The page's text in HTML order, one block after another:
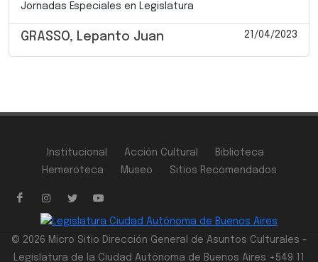
Jornadas Especiales en Legislatura
GRASSO, Lepanto Juan 21/04/2023
Institucional Acción Cultural
Biblioteca
Hemeroteca
Museo Sitios Recomendados
© 2026 Micro Sitio Dirección General de Asuntos Culturales -
Legislatura de la Ciudad Autónoma de Buenos Aires +549 11